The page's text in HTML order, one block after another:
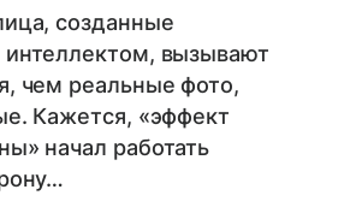
созданные
вызывают
чем реальные фото,
Кажется, «эффект
начал работать